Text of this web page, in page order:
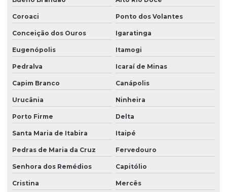
Coroaci Ponto dos Volantes
Conceição dos Ouros Igaratinga
Eugenópolis Itamogi
Pedralva Icaraí de Minas
Capim Branco Canápolis
Urucânia Ninheira
Porto Firme Delta
Santa Maria de Itabira Itaipé
Pedras de Maria da Cruz Fervedouro
Senhora dos Remédios Capitólio
Cristina Mercês